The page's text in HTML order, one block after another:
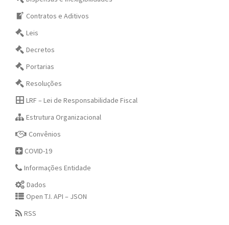
Contratos e Aditivos
Leis
Decretos
Portarias
Resoluções
LRF – Lei de Responsabilidade Fiscal
Estrutura Organizacional
Convênios
COVID-19
Informações Entidade
Dados
Open T.I. API – JSON
RSS